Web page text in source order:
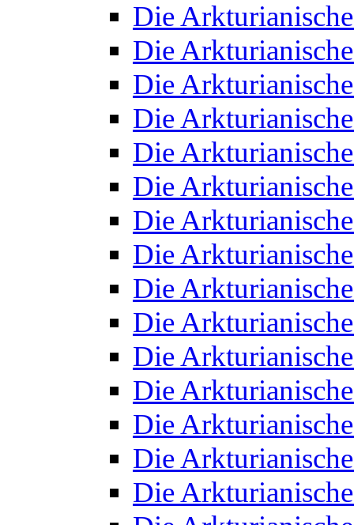
Die
Die
Die
Die
Die
Die
Die
Die
Die
Die
Die
Die
Die
Die
Die